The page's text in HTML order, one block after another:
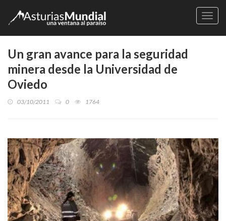
Un gran avance para la seguridad
minera desde la Universidad de
Oviedo
03/10/2011 0 1764